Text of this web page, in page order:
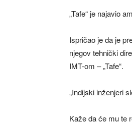
„Tafe“ je najavio
Ispričao je da je
njegov tehnički
IMT-om – „Tafe“.
„Indijski inženjeri
Kaže da će mu te